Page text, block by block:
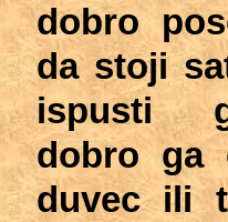
dobro
da stoji
ispusti
dobro ga
duvec ili